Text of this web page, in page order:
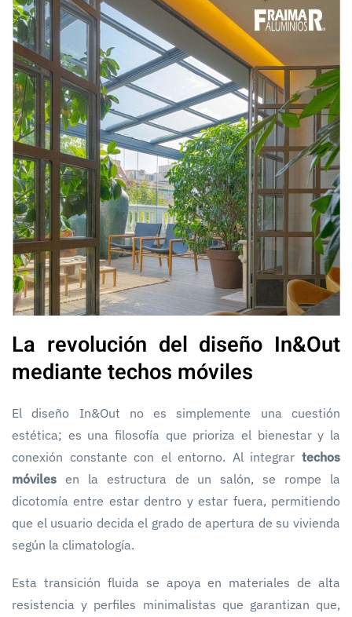
La revolución del diseño In&Out
mediante techos móviles
El diseño In&Out no es simplemente una cuestión
estética; es una filosofía que prioriza el bienestar y la
conexión constante con el entorno. Al integrar techos
móviles en la estructura de un salón, se rompe la
dicotomía entre estar dentro y estar fuera, permitiendo
que el usuario decida el grado de apertura de su vivienda
según la climatología.
Esta transición fluida se apoya en materiales de alta
resistencia y perfiles minimalistas que garantizan que,